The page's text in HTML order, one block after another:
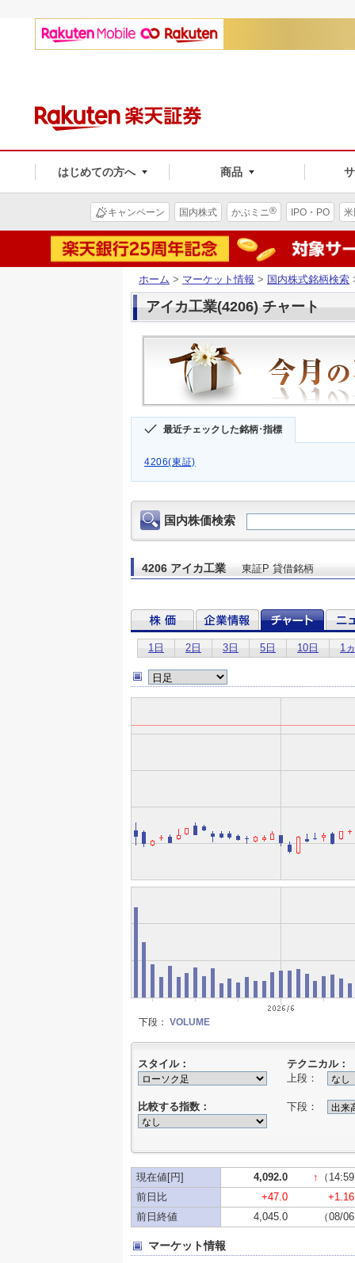
はじめての方へ 商品
キャンペーン 国内株式 かぶミニ® IPO・PO
ホーム > マーケット情報 > 国内株式銘柄検索
アイカ工業(4206) チャート
最近チェックした銘柄･指標
4206(東証)